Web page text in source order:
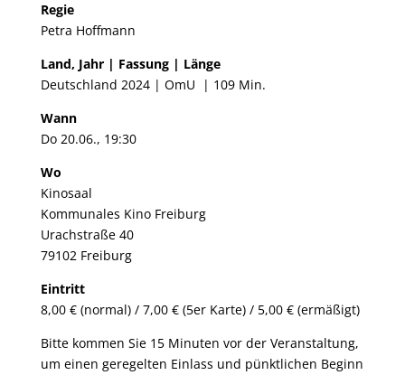
Regie
Petra Hoffmann
Land, Jahr | Fassung | Länge
Deutschland 2024 | OmU | 109 Min.
Wann
Do 20.06., 19:30
Wo
Kinosaal
Kommunales Kino Freiburg
Urachstraße 40
79102 Freiburg
Eintritt
8,00 € (normal) / 7,00 € (5er Karte) / 5,00 € (ermäßigt)
Bitte kommen Sie 15 Minuten vor der Veranstaltung,
um einen geregelten Einlass und pünktlichen Beginn